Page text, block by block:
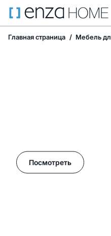
Главная страница Мебель
Посмотреть